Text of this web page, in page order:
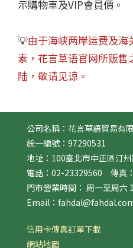
示購物車及VIP會員價。
💡由于海峡两岸运费及
素，花言草语官网所贩
陆，敬请见谅。
公司名稱：花言草語貿易有
統一編號：97290531
地址：100臺北市中正區汀
電話：02-23329560 傳真
門市營業時間： 周一至周六
Email：
信用卡傳真訂單下載
網站地圖